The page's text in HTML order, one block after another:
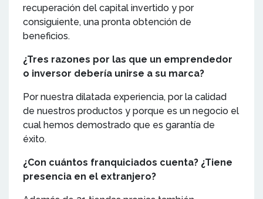
recuperación del capital invertido y por
consiguiente, una pronta obtención de
beneficios.
¿Tres razones por las que un emprendedor
o inversor debería unirse a su marca?
Por nuestra dilatada experiencia, por la calidad
de nuestros productos y porque es un negocio el
cual hemos demostrado que es garantía de
éxito.
¿Con cuántos franquiciados cuenta? ¿Tiene
presencia en el extranjero?